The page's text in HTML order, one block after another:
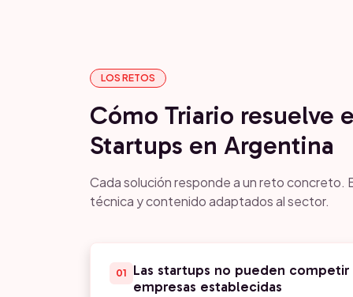
LOS RETOS
Cómo Triario resuelve
Startups en Argentina
Cada solución responde a un reto concreto.
técnica y contenido adaptados al sector.
01
Las startups no pueden
empresas establecidas